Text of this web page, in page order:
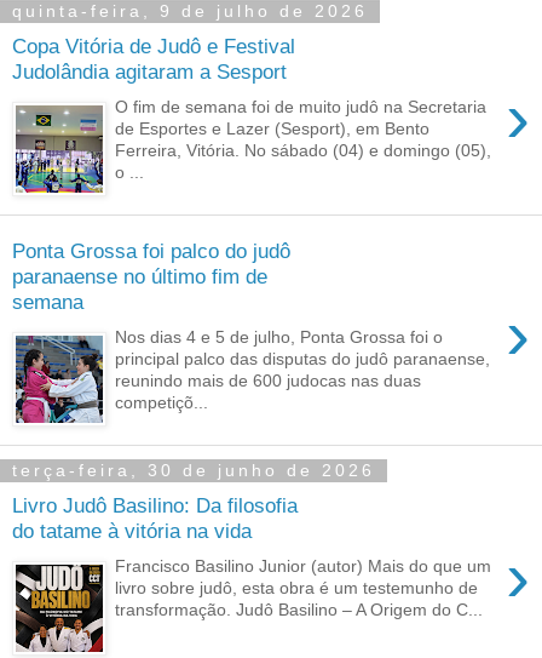
quinta-feira, 9 de julho de 2026
Copa Vitória de Judô e Festival
Judolândia agitaram a Sesport
›
O fim de semana foi de muito judô na Secretaria
de Esportes e Lazer (Sesport), em Bento
Ferreira, Vitória. No sábado (04) e domingo (05),
o ...
Ponta Grossa foi palco do judô
paranaense no último fim de
semana
›
Nos dias 4 e 5 de julho, Ponta Grossa foi o
principal palco das disputas do judô paranaense,
reunindo mais de 600 judocas nas duas
competiçõ...
terça-feira, 30 de junho de 2026
Livro Judô Basilino: Da filosofia
do tatame à vitória na vida
›
Francisco Basilino Junior (autor) Mais do que um
livro sobre judô, esta obra é um testemunho de
transformação. Judô Basilino – A Origem do C...